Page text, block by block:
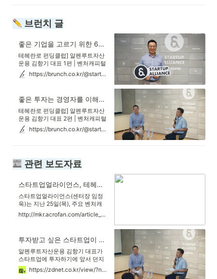
브런치 글
좋은 기업을 고르기 위한 6가지 질문
테헤란로 펀딩클럽] 알펜루트자산
운용 김항기 대표 1편 | 벤처캐피털
은 스타트업에 투자하고 그들의 성
장을 도와주는 훌륭한 파트너입니
하고, 창업자들이 VC와 더 가까워
질 기회를 만들 수 있도록 노력하겠
습니다. 스타트업얼라이언스가 스
물한 번째로 소개하는 곳은 알펜루
트자산운용입니다. 행사는 김항기
https://brunch.co.kr/@startupalliance/129
좋은 투자는 경영자를 이해하는 것에서 시작한다
테헤란로 펀딩클럽] 알펜루트자산
운용 김항기 대표 2편 | 벤처캐피털
은 스타트업에 투자하고 그들의 성
장을 도와주는 훌륭한 파트너입니
하고, 창업자들이 VC와 더 가까워
질 기회를 만들 수 있도록 노력하겠
물한 번째로 소개하는 곳은 알펜루
트자산운용입니다. 행사는 김항기
대표의 알펜루트자산운용 소개, 임
정욱 스타트업얼라이언스 센
https://brunch.co.kr/@startupalliance/131
관련 보도자료
스타트업얼라이언스, 테헤란로 펀딩클럽 알펜루트자산운용 편 개최
스타트업얼라이언스(센터장 임정
욱)는 지난 25일(목), 주요 벤처캐
피털 회사를 창업자들에게 소개하
는 '테헤란로 펀딩클럽' 21회를 개
루트자산운용의 투자 현황과 투자
철학, 투자 포트폴리오 회사에 대한
이야기를 공유했다.알펜루트자산
운용의 총 운용자산은 7월 기준 약
1.12조 원으로 총 투자 비중의 60%
http://mkr.acrofan.com/article_sub3.php?number=159467&lang=&mobile=
투자받고 싶은 스타트업이 생각해볼 6가지 질문
알펜루트자산운용 김항기 대표가
스타트업에 투자하기에 앞서 던지
는 질문 6가지를 공개해 눈길을 끌
었다. 스타트업 입장에서는 자산운
https://zdnet.co.kr/view/?no=20190726105248